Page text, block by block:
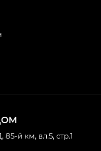
й км, вл.5, стр.1